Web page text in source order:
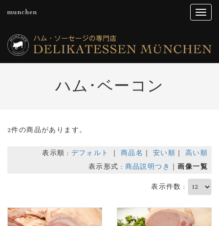
munchen
ハム･ベーコン
2件の商品があります。
表示順 : デフォルト 商品名 安い順
高い順
表示形式 : 商品説明つき 画像一覧
表示件数 :